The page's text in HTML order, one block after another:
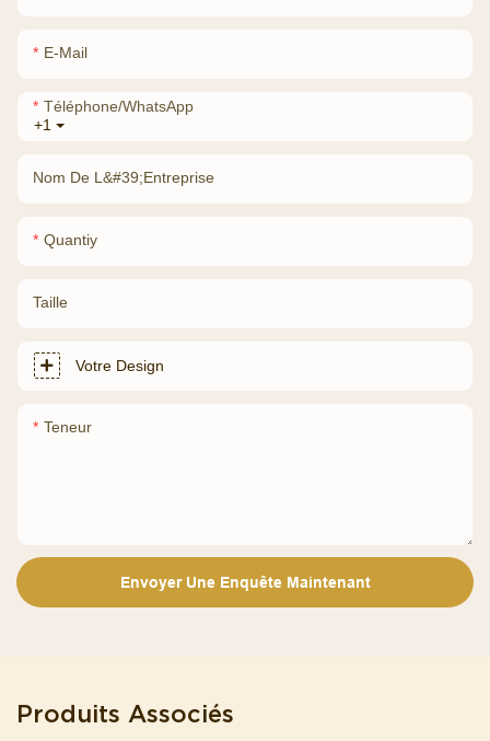
E-Mail
+1
Téléphone/WhatsApp
Nom De L&#39;entreprise
Quantiy
Taille
Votre Design
Teneur
Envoyer Une Enquête Maintenant
Produits Associés